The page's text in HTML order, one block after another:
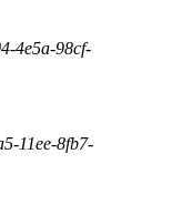
4e5a-98cf-
11ee-8fb7-